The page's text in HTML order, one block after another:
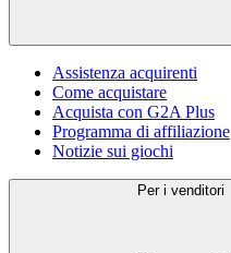
Assistenza acquirenti
Come acquistare
Acquista con G2A Plus
Programma di affiliazione
Notizie sui giochi
Per i venditori